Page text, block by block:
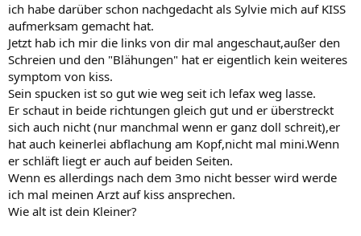
ich habe darüber schon nachgedacht als Sylvie mich auf KISS
aufmerksam gemacht hat.
Jetzt hab ich mir die links von dir mal angeschaut,außer den
Schreien und den "Blähungen" hat er eigentlich kein weiteres
symptom von kiss.
Sein spucken ist so gut wie weg seit ich lefax weg lasse.
Er schaut in beide richtungen gleich gut und er überstreckt
sich auch nicht (nur manchmal wenn er ganz doll schreit),er
hat auch keinerlei abflachung am Kopf,nicht mal mini.Wenn
er schläft liegt er auch auf beiden Seiten.
Wenn es allerdings nach dem 3mo nicht besser wird werde
ich mal meinen Arzt auf kiss ansprechen.
Wie alt ist dein Kleiner?